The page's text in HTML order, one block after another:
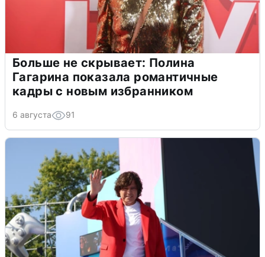
Больше не скрывает: Полина
Гагарина показала романтичные
кадры с новым избранником
6 августа 91